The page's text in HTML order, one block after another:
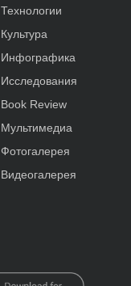
Технологии
Культура
Инфографика
Исследования
Book Review
Мультимедиа
Фотогалерея
Видеогалерея